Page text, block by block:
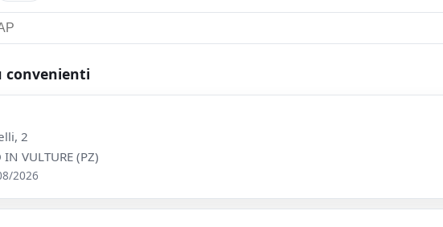
2
VULTURE (PZ)
2026